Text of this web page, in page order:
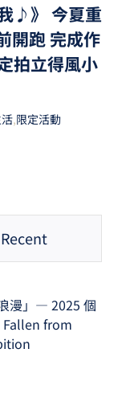
♪》 今夏重
開跑 完成作
拍立得風小
,限定活動
Recent
漫」— 2025 個
Fallen from